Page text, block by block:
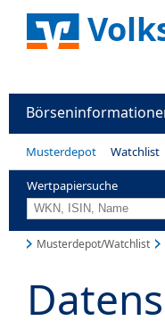
Musterdepot Watchlist
Wertpapiersuche
Musterdepot/Watchlist